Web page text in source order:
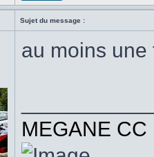
Sujet du message :
au moins
MEGANE